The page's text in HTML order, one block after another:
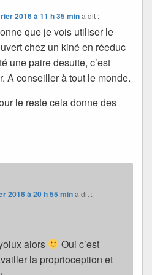
2016 à 11 h 35 min a dit :
que je vois utiliser le
chez un kiné en réeduc
une paire desuite, c’est
A conseiller à tout le monde.
le reste cela donne des
2016 à 20 h 55 mina dit :
alors
Oui c’est
la proprioception et